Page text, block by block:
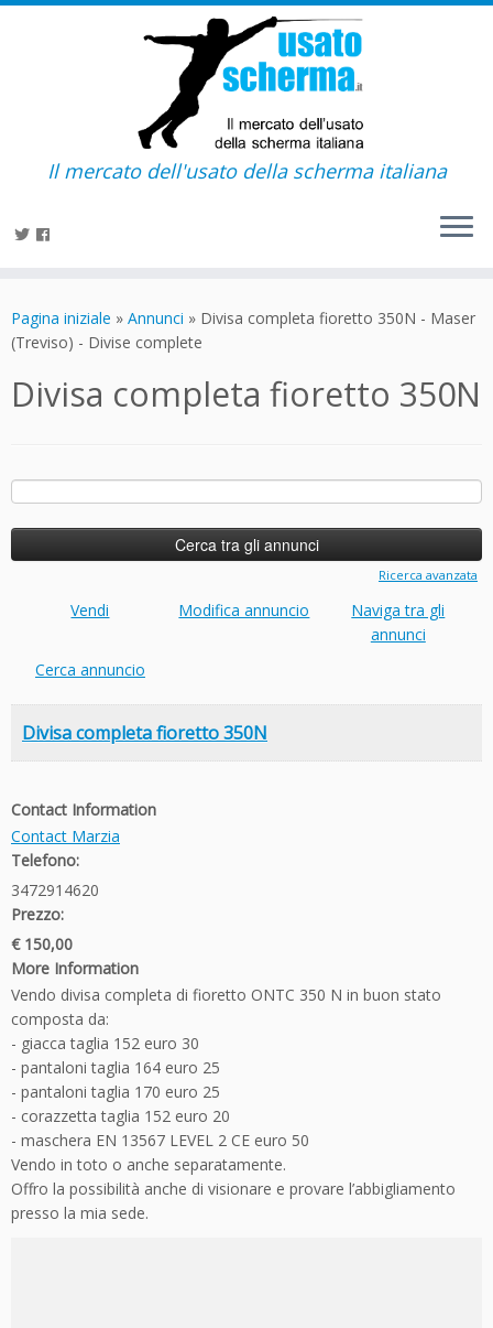
contenuto
Il mercato dell'usato della scherma italiana
Pagina iniziale » Annunci » Divisa completa fioretto 350N - Maser
(Treviso) - Divise complete
Divisa completa fioretto 350N
Ricerca
Ricerca avanzata
Vendi Modifica annuncio
Naviga tra gli
annunci
Cerca annuncio
Divisa completa fioretto 350N
Contact Information
Contact Marzia
Telefono:
3472914620
Prezzo:
€ 150,00
More Information
Vendo divisa completa di fioretto ONTC 350 N in buon stato
composta da:
- giacca taglia 152 euro 30
- pantaloni taglia 164 euro 25
- pantaloni taglia 170 euro 25
- corazzetta taglia 152 euro 20
- maschera EN 13567 LEVEL 2 CE euro 50
Vendo in toto o anche separatamente.
Offro la possibilità anche di visionare e provare l’abbigliamento
presso la mia sede.